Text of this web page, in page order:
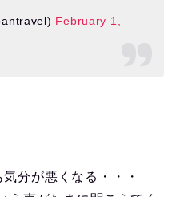
February 1,
分が悪くなる・・・